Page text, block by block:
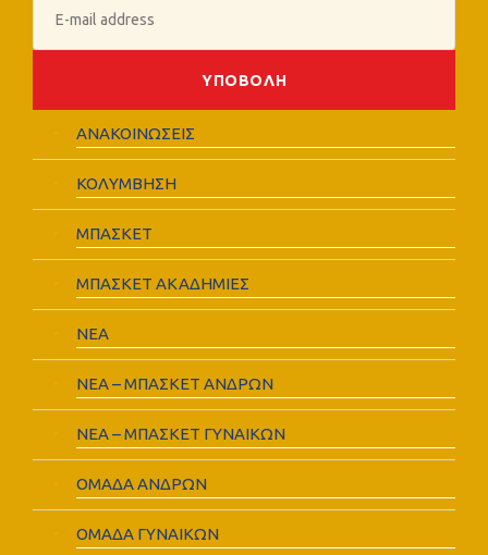
ΑΝΑΚΟΙΝΩΣΕΙΣ
ΚΟΛΥΜΒΗΣΗ
ΜΠΑΣΚΕΤ
ΜΠΑΣΚΕΤ ΑΚΑΔΗΜΙΕΣ
ΝΕΑ
ΝΕΑ – ΜΠΑΣΚΕΤ ΑΝΔΡΩΝ
ΝΕΑ – ΜΠΑΣΚΕΤ ΓΥΝΑΙΚΩΝ
ΟΜΑΔΑ ΑΝΔΡΩΝ
ΟΜΑΔΑ ΓΥΝΑΙΚΩΝ